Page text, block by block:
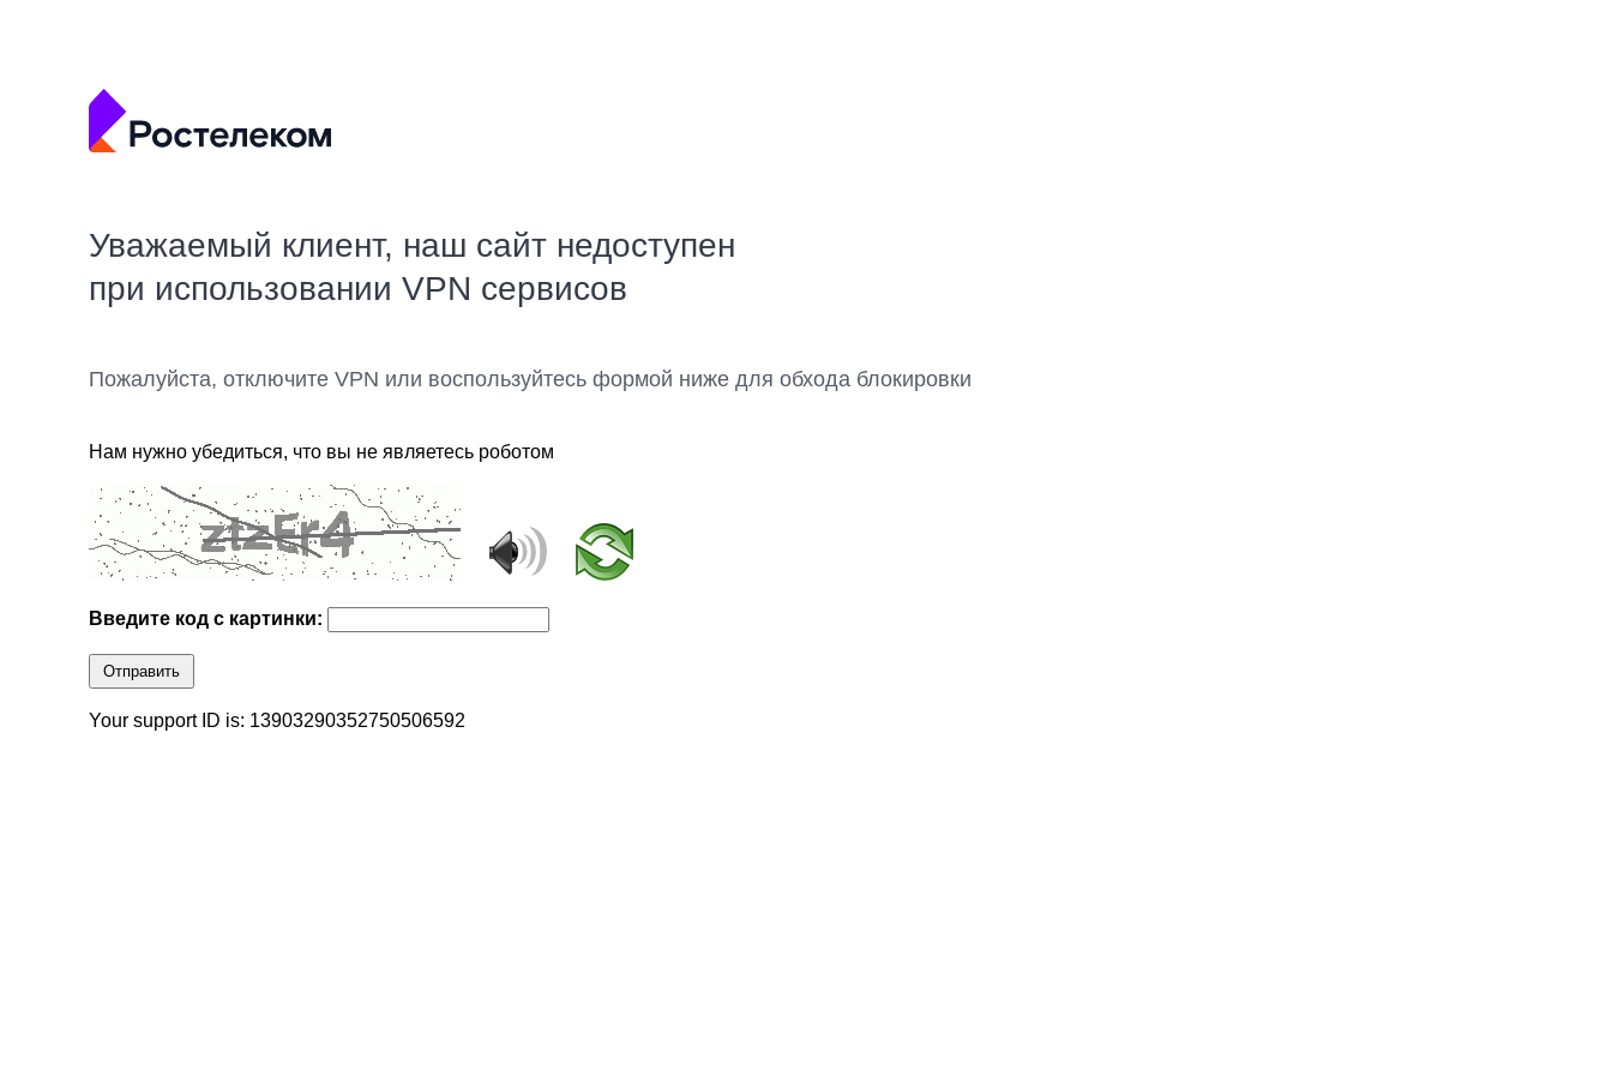
Уважаемый клиент, наш сайт недоступен
при использовании VPN сервисов
Пожалуйста, отключите VPN или воспользуйтесь формой ниже для обхода блокировки
Нам нужно убедиться, что вы не являетесь роботом
Введите код с картинки:
Отправить
Your support ID is: 13903290352750506592